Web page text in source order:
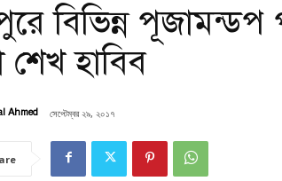
বিভিন্ন পূজামন্ডপ
শেখ হাবিব
Ahmed সেপ্টেম্বর ২৯, ২০১৭